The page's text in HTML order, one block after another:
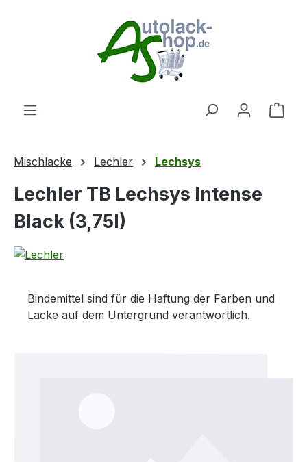
Mischlacke Lechler Lechsys
Lechler TB Lechsys Intense
Black (3,75l)
Bindemittel sind für die Haftung der Farben und
Lacke auf dem Untergrund verantwortlich.